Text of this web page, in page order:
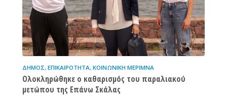
ΔΉΜΟΣ, ΕΠΙΚΑΙΡΌΤΗΤΑ, ΚΟΙΝΩΝΙΚΉ ΜΈΡΙΜΝΑ
Ολοκληρώθηκε ο καθαρισμός του παραλιακού
μετώπου της Επάνω Σκάλας